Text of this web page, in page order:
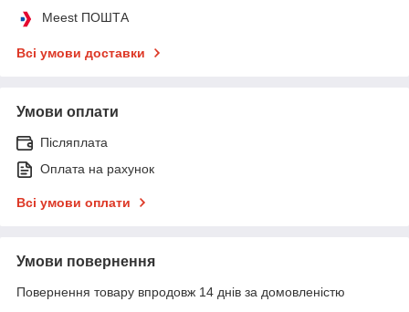
Meest ПОШТА
Всі умови доставки
Умови оплати
Післяплата
Оплата на рахунок
Всі умови оплати
Умови повернення
Повернення товару впродовж 14 днів за домовленістю